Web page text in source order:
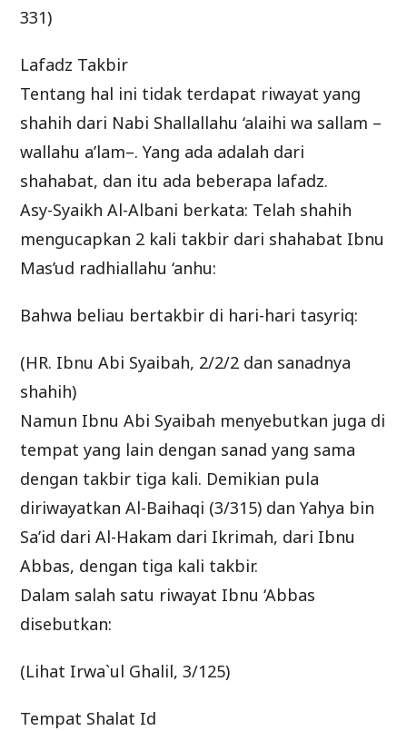
331)
Lafadz Takbir
Tentang hal ini tidak terdapat riwayat yang
shahih dari Nabi Shallallahu ‘alaihi wa sallam –
wallahu a’lam–. Yang ada adalah dari
shahabat, dan itu ada beberapa lafadz.
Asy-Syaikh Al-Albani berkata: Telah shahih
mengucapkan 2 kali takbir dari shahabat Ibnu
Mas’ud radhiallahu ‘anhu:
Bahwa beliau bertakbir di hari-hari tasyriq:
(HR. Ibnu Abi Syaibah, 2/2/2 dan sanadnya
shahih)
Namun Ibnu Abi Syaibah menyebutkan juga di
tempat yang lain dengan sanad yang sama
dengan takbir tiga kali. Demikian pula
diriwayatkan Al-Baihaqi (3/315) dan Yahya bin
Sa’id dari Al-Hakam dari Ikrimah, dari Ibnu
Abbas, dengan tiga kali takbir.
Dalam salah satu riwayat Ibnu ‘Abbas
disebutkan:
(Lihat Irwa`ul Ghalil, 3/125)
Tempat Shalat Id